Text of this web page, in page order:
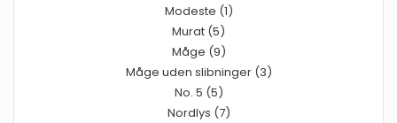
Modeste (1)
Murat (5)
Måge (9)
Måge uden slibninger (3)
No. 5 (5)
Nordlys (7)